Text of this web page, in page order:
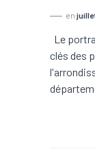
en
Le
clés des